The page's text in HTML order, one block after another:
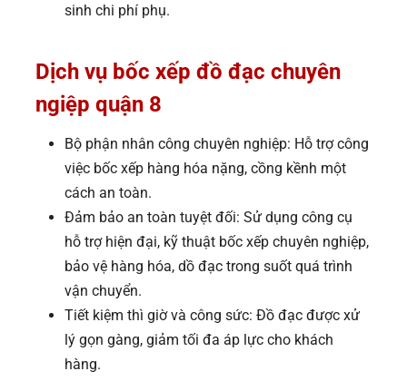
sinh chi phí phụ.
Dịch vụ bốc xếp đồ đạc chuyên
ngiệp quận 8
Bộ phận nhân công chuyên nghiệp: Hỗ trợ công
việc bốc xếp hàng hóa nặng, cồng kềnh một
cách an toàn.
Đảm bảo an toàn tuyệt đối: Sử dụng công cụ
hỗ trợ hiện đại, kỹ thuật bốc xếp chuyên nghiệp,
bảo vệ hàng hóa, dồ đạc trong suốt quá trình
vận chuyển.
Tiết kiệm thì giờ và công sức: Đồ đạc được xử
lý gọn gàng, giảm tối đa áp lực cho khách
hàng.